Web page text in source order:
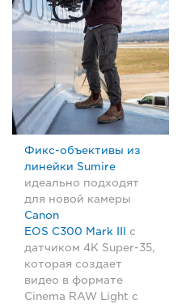
Фикс-объективы из
линейки Sumire
идеально подходят
для новой камеры
Canon
EOS C300 Mark III с
датчиком 4K Super-35,
которая создает
видео в формате
Cinema RAW Light с